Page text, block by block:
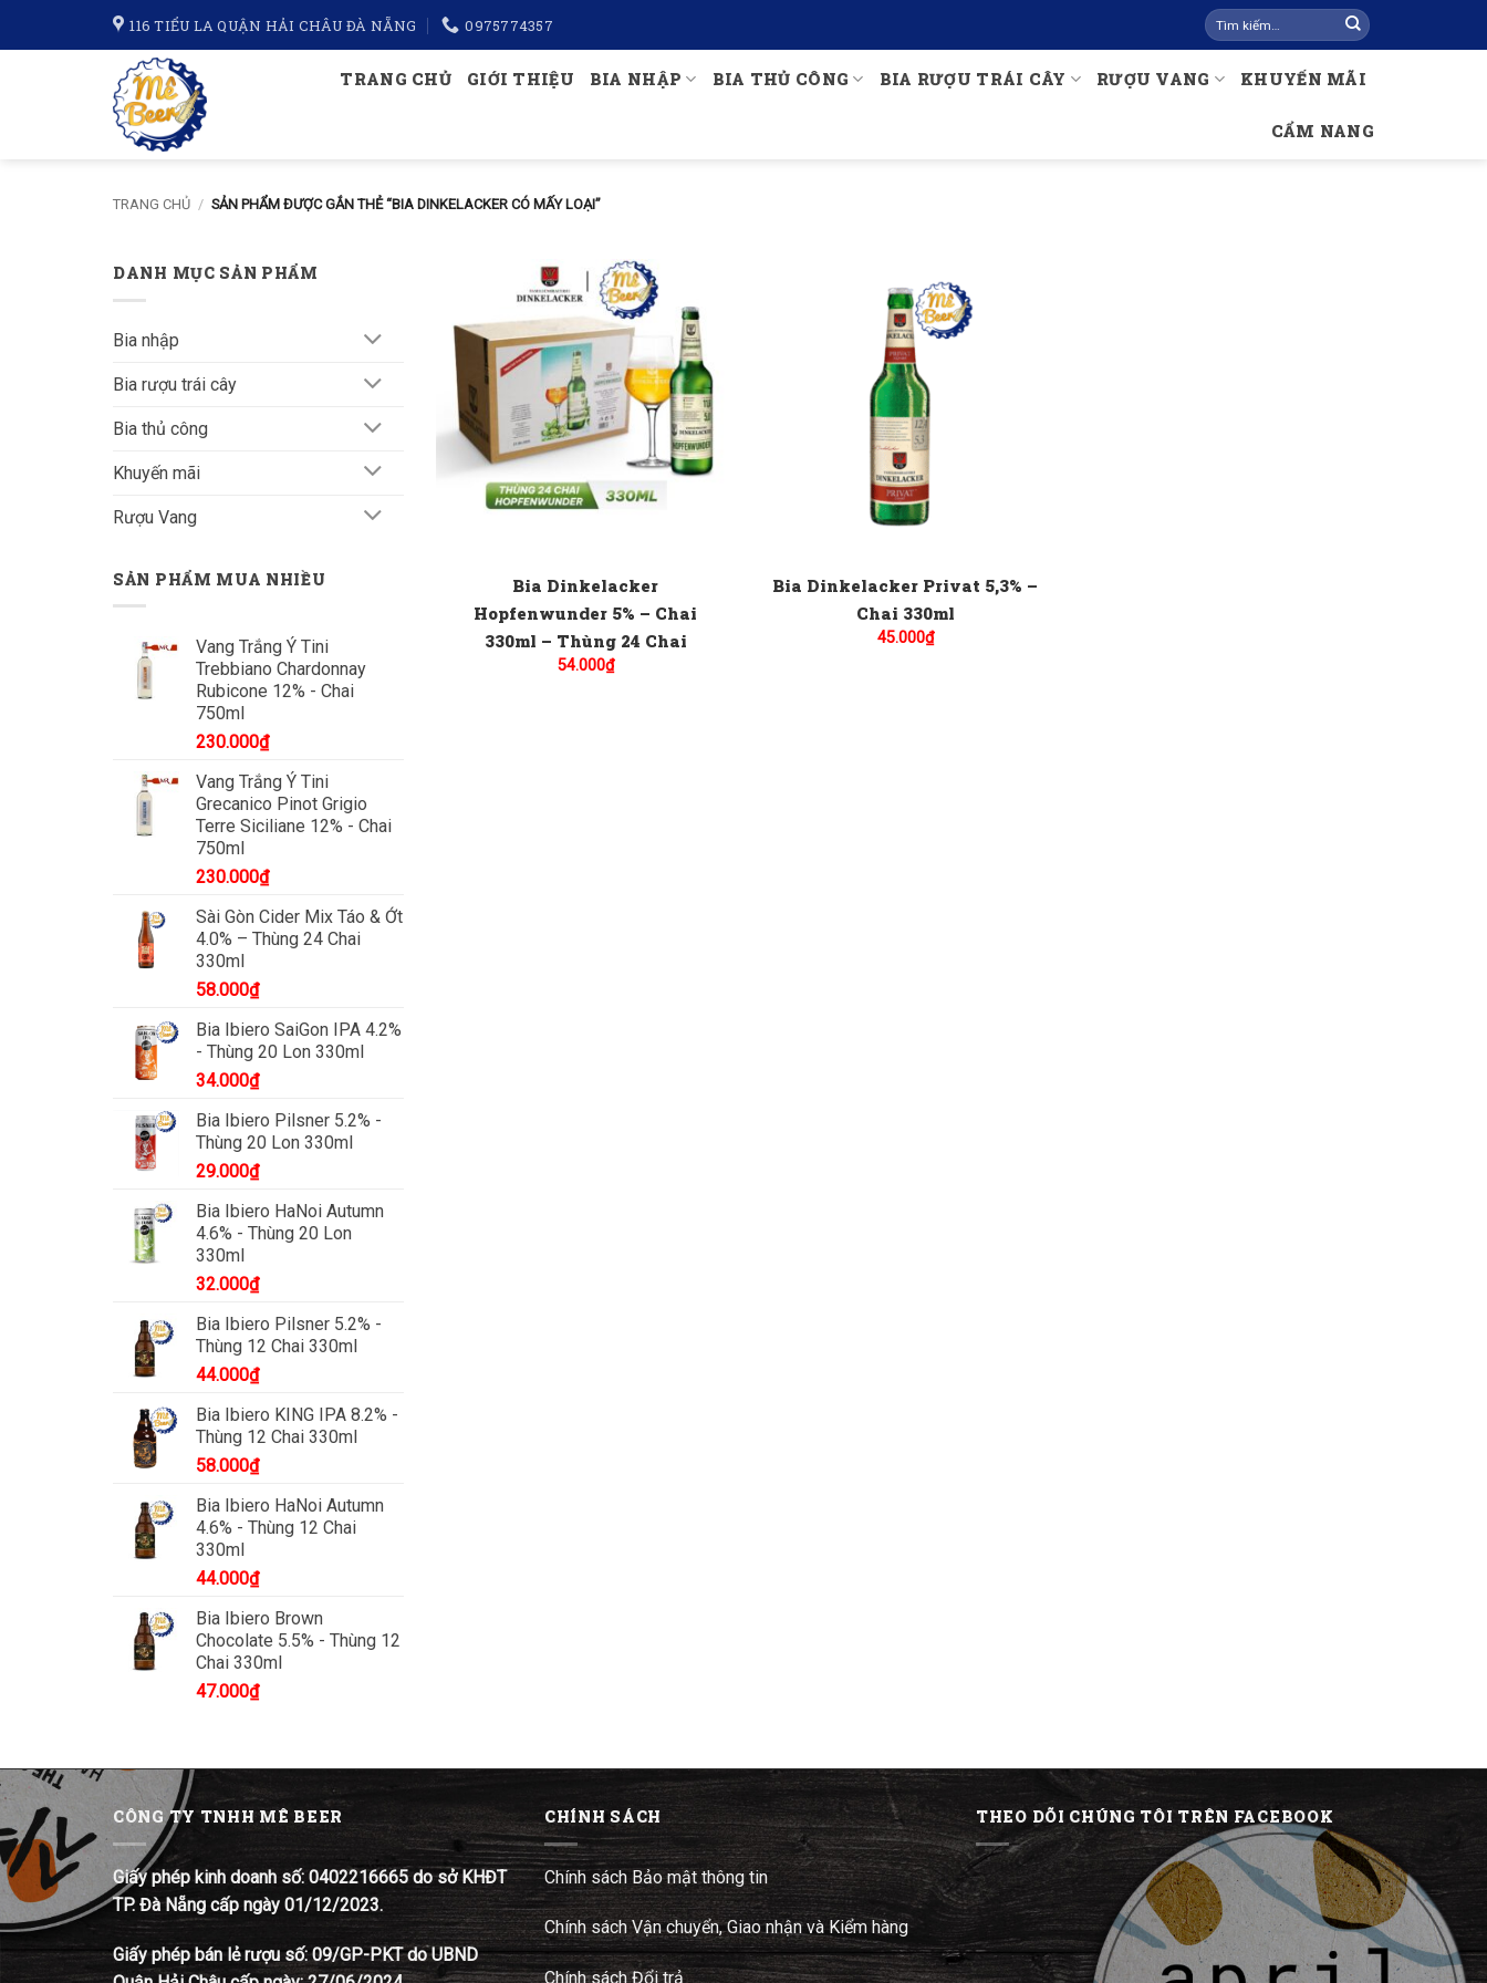
116 TIỂU LA QUẬN HẢI CHÂU ĐÀ NẴNG 0975774357
Tìm
kiếm:
TRANG CHỦ GIỚI THIỆU BIA NHẬP BIA THỦ CÔNG BIA RƯỢU TRÁI CÂY RƯỢU VANG KHUYẾN MÃI
CẨM NANG
TRANG CHỦ / SẢN PHẨM ĐƯỢC GẮN THẺ “BIA DINKELACKER CÓ MẤY LOẠI”
DANH MỤC SẢN PHẨM
Bia nhập
Bia rượu trái cây
Bia thủ công
Khuyến mãi
Rượu Vang
SẢN PHẨM MUA NHIỀU
Vang Trắng Ý Tini
Trebbiano Chardonnay
Rubicone 12% - Chai
750ml
230.000₫
Vang Trắng Ý Tini
Grecanico Pinot Grigio
Terre Siciliane 12% - Chai
750ml
230.000₫
Sài Gòn Cider Mix Táo & Ớt
4.0% – Thùng 24 Chai
330ml
58.000₫
Bia Ibiero SaiGon IPA 4.2%
- Thùng 20 Lon 330ml
34.000₫
Bia Ibiero Pilsner 5.2% -
Thùng 20 Lon 330ml
29.000₫
Bia Ibiero HaNoi Autumn
4.6% - Thùng 20 Lon
330ml
32.000₫
Bia Ibiero Pilsner 5.2% -
Thùng 12 Chai 330ml
44.000₫
Bia Ibiero KING IPA 8.2% -
Thùng 12 Chai 330ml
58.000₫
Bia Ibiero HaNoi Autumn
4.6% - Thùng 12 Chai
330ml
44.000₫
Bia Ibiero Brown
Chocolate 5.5% - Thùng 12
Chai 330ml
47.000₫
Bia Dinkelacker
Hopfenwunder 5% – Chai
330ml – Thùng 24 Chai
54.000₫
Bia Dinkelacker Privat 5,3% –
Chai 330ml
45.000₫
CÔNG TY TNHH MÊ BEER
Giấy phép kinh doanh số: 0402216665 do sở KHĐT
TP. Đà Nẵng cấp ngày 01/12/2023.
Giấy phép bán lẻ rượu số: 09/GP-PKT do UBND
CHÍNH SÁCH
Chính sách Bảo mật thông tin
Chính sách Vận chuyển, Giao nhận và Kiểm hàng
Chính sách Đổi trả
THEO DÕI CHÚNG TÔI TRÊN FACEBOOK